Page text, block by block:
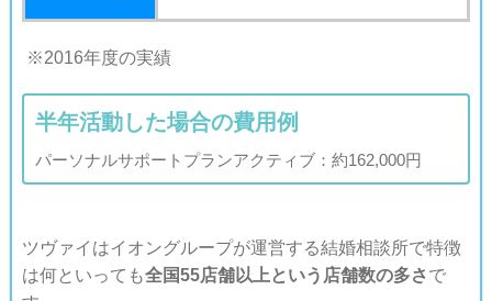
※2016年度の実績
半年活動した場合の費用例
パーソナルサポートプランアクティブ：約162,000円
ツヴァイはイオングループが運営する結婚相談所で特徴
は何といっても全国55店舗以上という店舗数の多さで